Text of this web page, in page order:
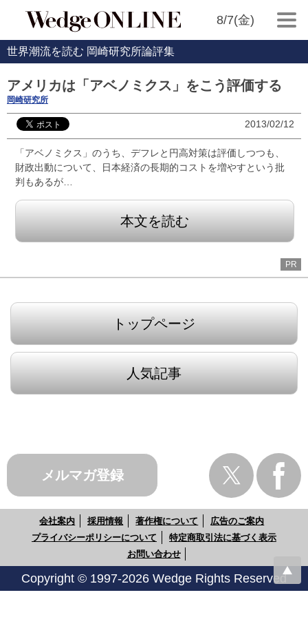
8/7(金)
世界潮流を読む 岡崎研究所論評集
アメリカは「アベノミクス」をこう評価する
岡崎研究所
2013/02/12
「アベノミクス」のうち、デフレと円高対策は評価しつつも、
財政出動について、日本経済の長期的コストを増やすという批
判もあるが…
本文を読む
PR
トップページ
人気記事
メルマガ登録
会社案内 採用情報 著作権について
広告のご案内
プライバシーポリシーについて
特定商取引法に基づく表示
お問い合わせ
Copyright © 1997-2026 Wedge Rights Reserved